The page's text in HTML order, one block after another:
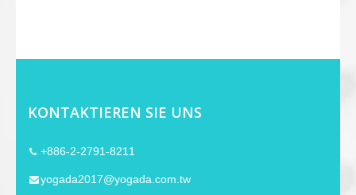
KONTAKTIEREN SIE UNS
+886-2-2791-8211
yogada2017@yogada.com.tw